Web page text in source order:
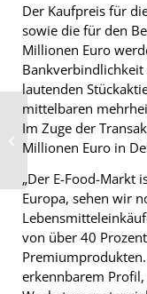
Der Kaufpreis für
sowie die für den
Millionen Euro
lautenden
mittelbaren
Im Zuge der
Millionen Euro in
„Der E-Food-Markt
Europa, sehen wir
von über 40
erkennbarem
Erweiterter
für Huf-Vertriebler